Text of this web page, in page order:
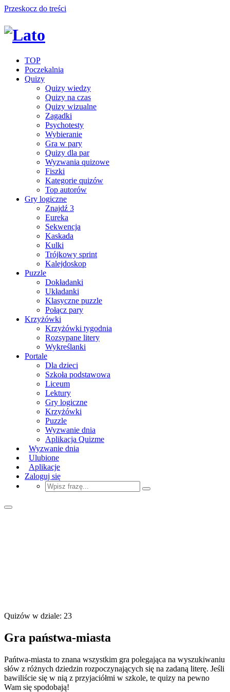
Przeskocz do treści
TOP
Poczekalnia
Quizy
Quizy wiedzy
Quizy na czas
Quizy wizualne
Zagadki
Psychotesty
Wybieranie
Gra w pary
Quizy dla par
Wyzwania quizowe
Fiszki
Kategorie quizów
Top autorów
Gry logiczne
Znajdź 3
Eureka
Sekwencja
Kaskada
Kulki
Trójkowy sprint
Kalejdoskop
Puzzle
Dokładanki
Układanki
Klasyczne puzzle
Połącz pary
Krzyżówki
Krzyżówki tygodnia
Rozsypane litery
Wykreślanki
Portale
Dla dzieci
Szkoła podstawowa
Liceum
Lektury
Gry logiczne
Krzyżówki
Puzzle
Wyzwanie dnia
Aplikacja Quizme
Wyzwanie dnia
Ulubione
Aplikacje
Zaloguj się
Quizów w dziale: 23
Gra państwa-miasta
Pańtwa-miasta to znana wszystkim gra polegająca na wyszukiwaniu
słów z różnych dziedzin rozpoczynających się na zadaną literę. Jeśli
bawiliście się w nią z przyjaciółmi w szkole, te quizy na pewno
Wam się spodobają!